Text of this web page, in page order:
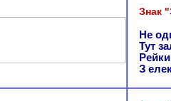
Знак
Не
Тут
З